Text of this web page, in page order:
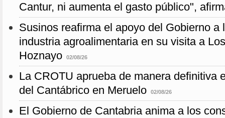
Cantur, ni aumenta el gasto público",
Susinos reafirma el apoyo del Gobierno a
industria agroalimentaria en su visita a
Hoznayo
02/08/26
La CROTU aprueba de manera definitiva
del Cantábrico en Meruelo
02/08/26
El Gobierno de Cantabria anima a los